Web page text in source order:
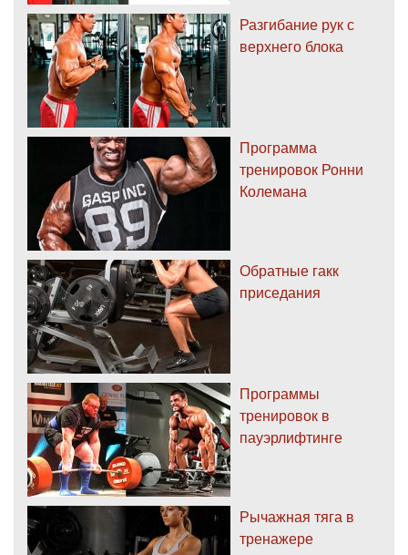
Разгибание рук с
верхнего блока
Программа
тренировок Ронни
Колемана
Обратные гакк
приседания
Программы
тренировок в
пауэрлифтинге
Рычажная тяга в
тренажере